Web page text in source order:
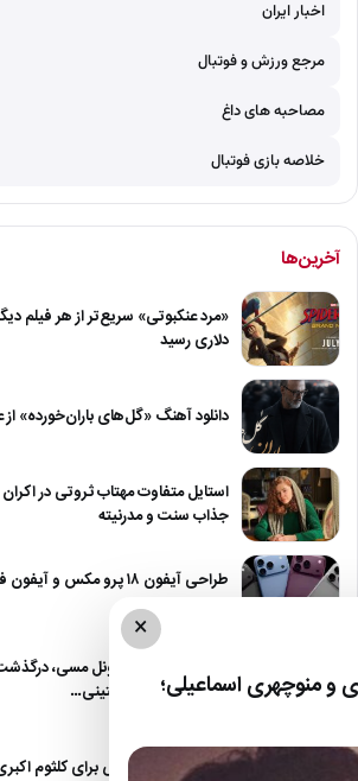
اخبار ایران
مرجع ورزش و فوتبال
مصاحبه های داغ
خلاصه بازی فوتبال
آخرین‌ها
دلاری رسید
دانلود آهنگ «گل‌های باران‌خورده» از
استایل متفاوت مهتاب ثروتی در
جذاب سنت و مدرنیته
طراحی آیفون ۱۸ پرو مکس و
خورخه مسی، پدر لیونل مسی،
موفقیت ستاره آرژانتینی…
حکم ۱۰ فقره قصاص برای کلثوم اکبری صادر شد
×
منوچهری اسماعیلی؛